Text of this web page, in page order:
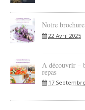
Notre
22 Avril 2025
A découvrir –
repas
17